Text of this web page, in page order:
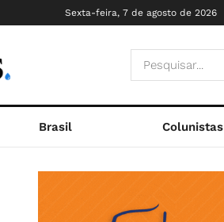
Sexta-feira, 7 de agosto de 2026
Brasil Colunistas